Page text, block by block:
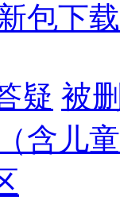
包下载
疑 被
含儿